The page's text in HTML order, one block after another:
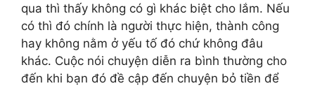
qua thì thấy không có gì khác biệt cho lắm. Nếu
có thì đó chính là người thực hiện, thành công
hay không nằm ở yếu tố đó chứ không đâu
khác. Cuộc nói chuyện diễn ra bình thường cho
đến khi bạn đó đề cập đến chuyện bỏ tiền để